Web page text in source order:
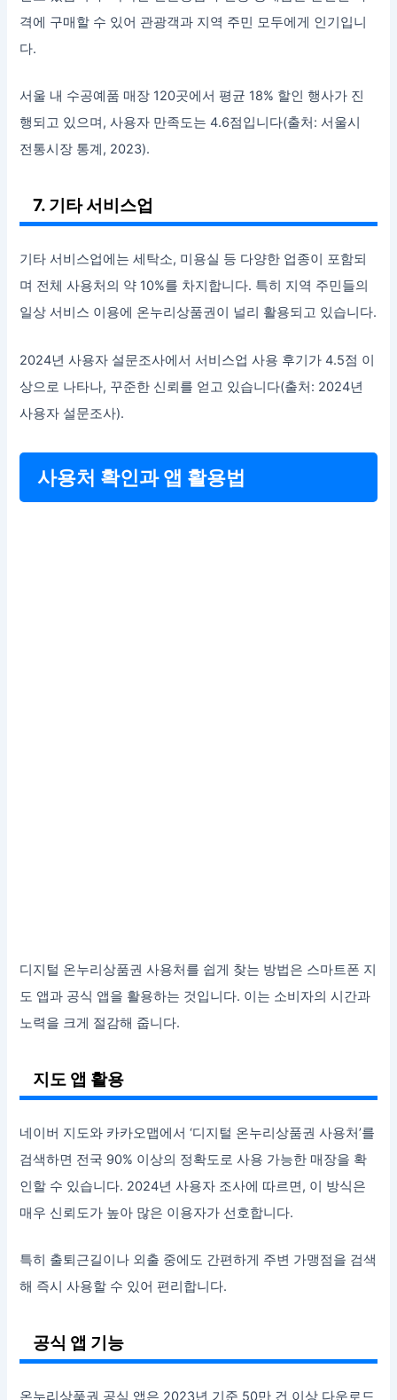
격에 구매할 수 있어 관광객과 지역 주민 모두에게 인기입니
다.
서울 내 수공예품 매장 120곳에서 평균 18% 할인 행사가 진
행되고 있으며, 사용자 만족도는 4.6점입니다(출처: 서울시
전통시장 통계, 2023).
7. 기타 서비스업
기타 서비스업에는 세탁소, 미용실 등 다양한 업종이 포함되
며 전체 사용처의 약 10%를 차지합니다. 특히 지역 주민들의
일상 서비스 이용에 온누리상품권이 널리 활용되고 있습니다.
2024년 사용자 설문조사에서 서비스업 사용 후기가 4.5점 이
상으로 나타나, 꾸준한 신뢰를 얻고 있습니다(출처: 2024년
사용자 설문조사).
사용처 확인과 앱 활용법
디지털 온누리상품권 사용처를 쉽게 찾는 방법은 스마트폰 지
도 앱과 공식 앱을 활용하는 것입니다. 이는 소비자의 시간과
노력을 크게 절감해 줍니다.
지도 앱 활용
네이버 지도와 카카오맵에서 ‘디지털 온누리상품권 사용처’를
검색하면 전국 90% 이상의 정확도로 사용 가능한 매장을 확
인할 수 있습니다. 2024년 사용자 조사에 따르면, 이 방식은
매우 신뢰도가 높아 많은 이용자가 선호합니다.
특히 출퇴근길이나 외출 중에도 간편하게 주변 가맹점을 검색
해 즉시 사용할 수 있어 편리합니다.
공식 앱 기능
온누리상품권 공식 앱은 2023년 기준 50만 건 이상 다운로드